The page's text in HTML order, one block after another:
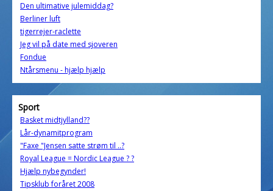
Den ultimative julemiddag?
Berliner luft
tigerrejer-raclette
Jeg vil på date med sjoveren
Fondue
Ntårsmenu - hjælp hjælp
Sport
Basket midtjylland??
Lår-dynamitprogram
"Faxe "Jensen satte strøm til ..?
Royal League = Nordic League ? ?
Hjælp nybegynder!
Tipsklub foråret 2008